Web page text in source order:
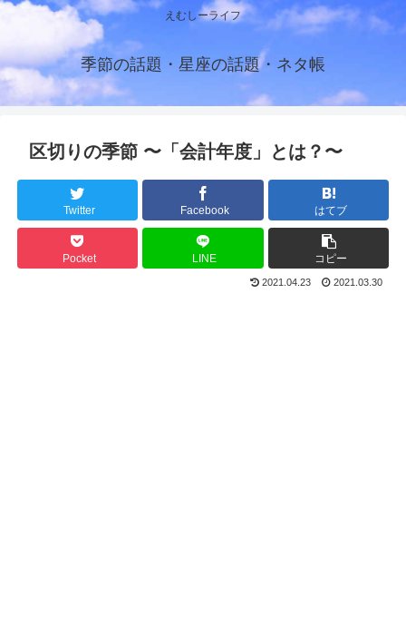
えむしーライフ
季節の話題・星座の話題・ネタ帳
区切りの季節 〜「会計年度」とは？〜
Twitter Facebook はてブ
Pocket LINE コピー
2021.04.23 2021.03.30